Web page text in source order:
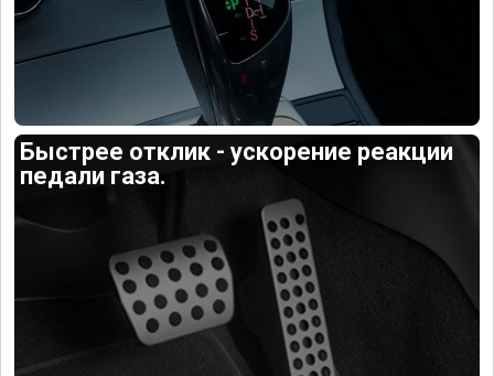
Быстрее отклик - ускорение реакции
педали газа.